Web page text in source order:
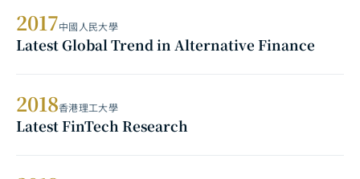
2017中國人民大學
Latest Global Trend in Alternative Finance
2018香港理工大學
Latest FinTech Research